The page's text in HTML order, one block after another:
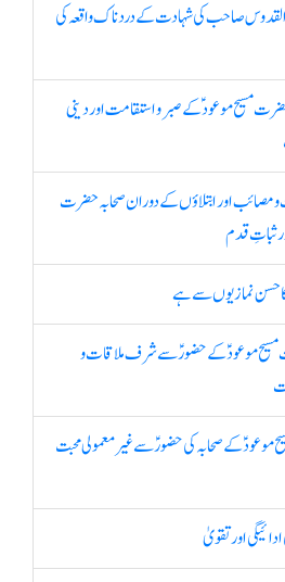
ماسٹر عبدالقدوس صاحب کی شہادت کے دردناک واقعہ کی
صحابہ حضرت مسیح موعود ؑ کے صبر و استقامت اور دینی
مشکلات و مصائب اور ابتلاؤں کے دوران صحابہ حضرت
ثباتِ قدم
حضرت مسیح موعودؑ کے حضورؑ سے شرف ملاقات و
مسیح موعودؑ کے صحابہ کی حضورؑسے غیرمعمولی محبت